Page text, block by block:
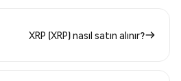
XRP (XRP) nasıl satın alınır?